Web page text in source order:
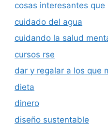
cosas interesantes que
cuidado del agua
cuidando la salud
cursos rse
dar y regalar a los que
dieta
dinero
diseño sustentable